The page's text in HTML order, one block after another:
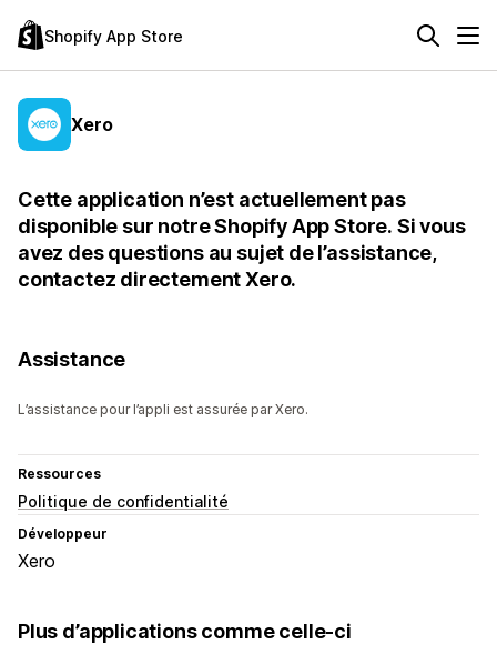
Shopify App Store
Xero
Cette application n’est actuellement pas
disponible sur notre Shopify App Store. Si vous
avez des questions au sujet de l’assistance,
contactez directement Xero.
Assistance
L’assistance pour l’appli est assurée par Xero.
Ressources
Politique de confidentialité
Développeur
Xero
Plus d’applications comme celle-ci